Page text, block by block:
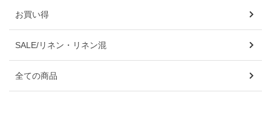
お買い得
SALE/リネン・リネン混
全ての商品